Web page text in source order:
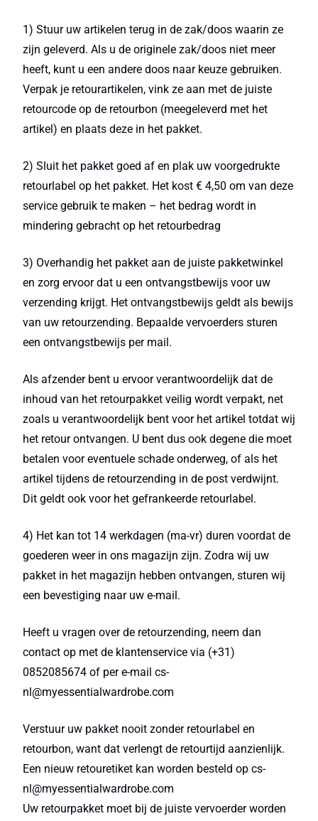
1) Stuur uw artikelen terug in de zak/doos waarin ze
zijn geleverd. Als u de originele zak/doos niet meer
heeft, kunt u een andere doos naar keuze gebruiken.
Verpak je retourartikelen, vink ze aan met de juiste
retourcode op de retourbon (meegeleverd met het
artikel) en plaats deze in het pakket.
2) Sluit het pakket goed af en plak uw voorgedrukte
retourlabel op het pakket. Het kost € 4,50 om van deze
service gebruik te maken – het bedrag wordt in
mindering gebracht op het retourbedrag
3) Overhandig het pakket aan de juiste pakketwinkel
en zorg ervoor dat u een ontvangstbewijs voor uw
verzending krijgt. Het ontvangstbewijs geldt als bewijs
van uw retourzending. Bepaalde vervoerders sturen
een ontvangstbewijs per mail.
Als afzender bent u ervoor verantwoordelijk dat de
inhoud van het retourpakket veilig wordt verpakt, net
zoals u verantwoordelijk bent voor het artikel totdat wij
het retour ontvangen. U bent dus ook degene die moet
betalen voor eventuele schade onderweg, of als het
artikel tijdens de retourzending in de post verdwijnt.
Dit geldt ook voor het gefrankeerde retourlabel.
4) Het kan tot 14 werkdagen (ma-vr) duren voordat de
goederen weer in ons magazijn zijn. Zodra wij uw
pakket in het magazijn hebben ontvangen, sturen wij
een bevestiging naar uw e-mail.
Heeft u vragen over de retourzending, neem dan
contact op met de klantenservice via (+31)
0852085674 of per e-mail cs-
nl@myessentialwardrobe.com
Verstuur uw pakket nooit zonder retourlabel en
retourbon, want dat verlengt de retourtijd aanzienlijk.
Een nieuw retouretiket kan worden besteld op cs-
nl@myessentialwardrobe.com
Uw retourpakket moet bij de juiste vervoerder worden